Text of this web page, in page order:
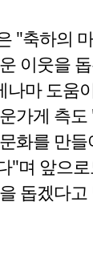
"축하의
이웃을
나마 도움
가게 측
화를 만
"며 앞으
돕겠다고